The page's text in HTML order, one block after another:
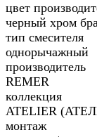
цвет
черный хром
тип смесителя
однорычажный
производитель
REMER
коллекция
ATELIER
монтаж